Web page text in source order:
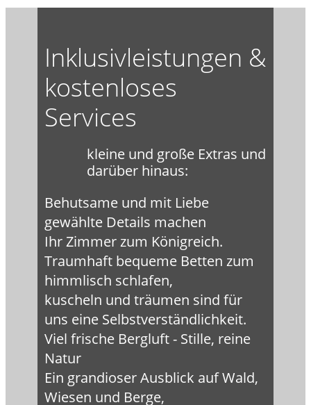
Inklusivleistungen &
kostenloses
Services
kleine und große Extras und
darüber hinaus:
Behutsame und mit Liebe
gewählte Details machen
Ihr Zimmer zum Königreich.
Traumhaft bequeme Betten zum
himmlisch schlafen,
kuscheln und träumen sind für
uns eine Selbstverständlichkeit.
Viel frische Bergluft - Stille, reine
Natur
Ein grandioser Ausblick auf Wald,
Wiesen und Berge,